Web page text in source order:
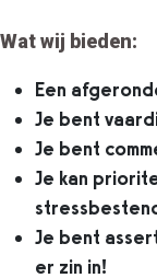
Wat wij bieden:
Een
Je bent
Je bent
Je kan
Je bent
er zin in!